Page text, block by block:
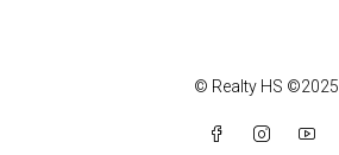
© Realty HS ©2025